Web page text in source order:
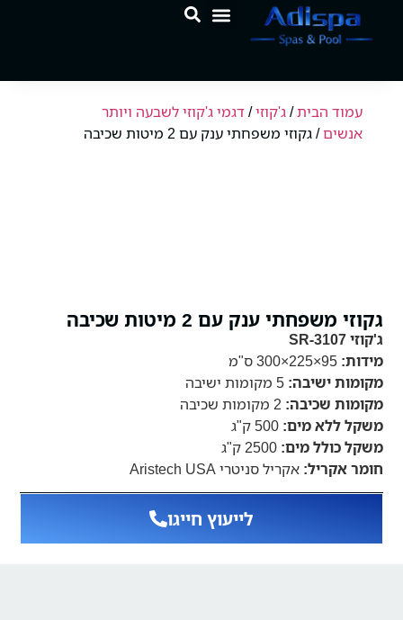
עמוד הבית/ג'קוזי/ דגמי ג'קוזי לשבעה ויותר
אנשים/ גקוזי משפחתי ענק עם 2 מיטות שכיבה
גקוזי משפחתי ענק עם 2 מיטות שכיבה
ג'קוזי SR-3107
מידות: 95×225×300 ס"מ
מקומות ישיבה: 5 מקומות ישיבה
מקומות שכיבה:
משקל ללא מים: 500 ק"ג
משקל כולל מים: 2500 ק"ג
חומר אקריל: אקריל סניטרי Aristech USA
לייעוץ חייגו